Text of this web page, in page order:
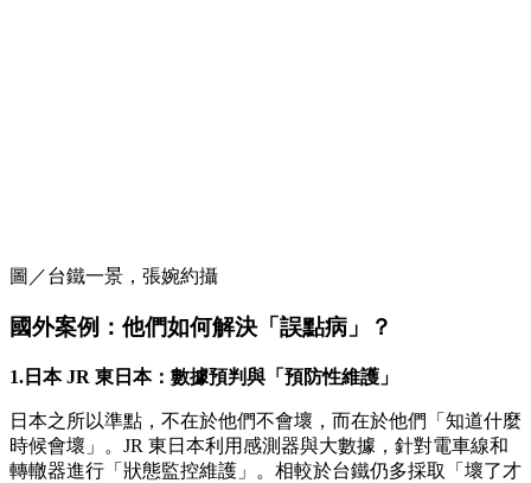
圖／台鐵一景，張婉約攝
國外案例：他們如何解決「誤點病」？
1. 日本 JR 東日本：數據預判與「預防性維護」
日本之所以準點，不在於他們不會壞，而在於他們「知道什麼
時候會壞」。JR 東日本利用感測器與大數據，針對電車線和
轉轍器進行「狀態監控維護」。相較於台鐵仍多採取「壞了才